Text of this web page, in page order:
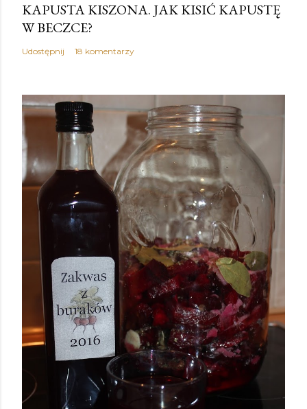
KAPUSTA KISZONA. JAK KISIĆ KAPUSTĘ
W BECZCE?
Udostępnij 18 komentarzy